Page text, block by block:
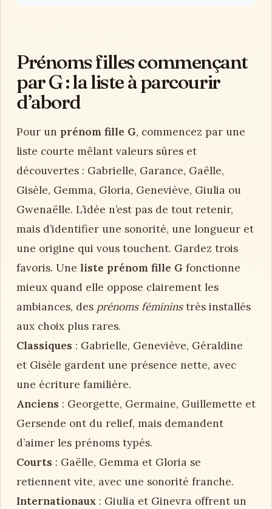
Prénoms filles commençant
par G : la liste à parcourir
d’abord
Pour un prénom fille G, commencez par une
liste courte mêlant valeurs sûres et
découvertes : Gabrielle, Garance, Gaëlle,
Gisèle, Gemma, Gloria, Geneviève, Giulia ou
Gwenaëlle. L’idée n’est pas de tout retenir,
mais d’identifier une sonorité, une longueur et
une origine qui vous touchent. Gardez trois
favoris. Une liste prénom fille G fonctionne
mieux quand elle oppose clairement les
ambiances, des prénoms fémininstrès installés
aux choix plus rares.
Classiques : Gabrielle, Geneviève, Géraldine
et Gisèle gardent une présence nette, avec
une écriture familière.
Anciens : Georgette, Germaine, Guillemette et
Gersende ont du relief, mais demandent
d’aimer les prénoms typés.
Courts : Gaëlle, Gemma et Gloria se
retiennent vite, avec une sonorité franche.
Internationaux : Giulia et Ginevra offrent un